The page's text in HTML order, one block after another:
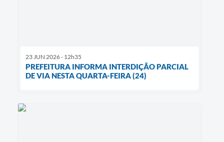
23 JUN 2026 - 12h35
PREFEITURA INFORMA INTERDIÇÃO PARCIAL
DE VIA NESTA QUARTA-FEIRA (24)